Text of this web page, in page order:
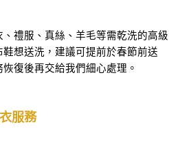
禮服、真絲、羊毛等需乾洗的高級
想送洗，建議可提前於春節前送
復後再交給我們細心處理。
服務